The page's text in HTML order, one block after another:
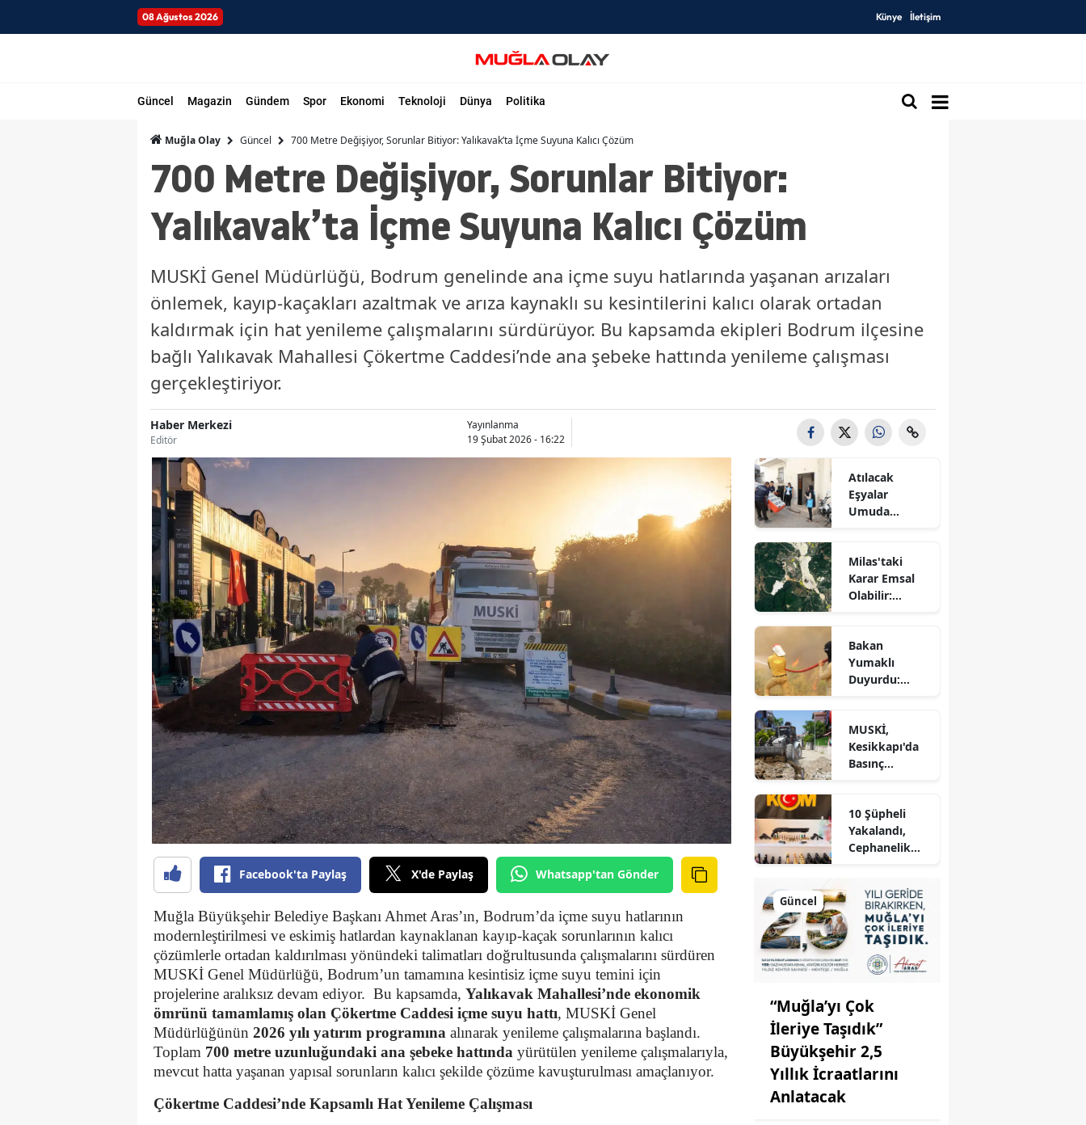
08 Ağustos 2026 Künye İletişim
Güncel Magazin Gündem Spor Ekonomi Teknoloji Dünya Politika
Muğla Olay Güncel 700 Metre Değişiyor, Sorunlar Bitiyor: Yalıkavak’ta İçme Suyuna Kalıcı Çözüm
700 Metre Değişiyor, Sorunlar Bitiyor:
Yalıkavak’ta İçme Suyuna Kalıcı Çözüm
MUSKİ Genel Müdürlüğü, Bodrum genelinde ana içme suyu hatlarında yaşanan arızaları
önlemek, kayıp-kaçakları azaltmak ve arıza kaynaklı su kesintilerini kalıcı olarak ortadan
kaldırmak için hat yenileme çalışmalarını sürdürüyor. Bu kapsamda ekipleri Bodrum ilçesine
bağlı Yalıkavak Mahallesi Çökertme Caddesi’nde ana şebeke hattında yenileme çalışması
gerçekleştiriyor.
Haber Merkezi
Editör
Yayınlanma
19 Şubat 2026 - 16:22
Facebook'ta Paylaş X'de Paylaş Whatsapp'tan Gönder
Muğla Büyükşehir Belediye Başkanı Ahmet Aras’ın, Bodrum’da içme suyu hatlarının
modernleştirilmesi ve eskimiş hatlardan kaynaklanan kayıp-kaçak sorunlarının kalıcı
çözümlerle ortadan kaldırılması yönündeki talimatları doğrultusunda çalışmalarını sürdüren
MUSKİ Genel Müdürlüğü, Bodrum’un tamamına kesintisiz içme suyu temini için
projelerine aralıksız devam ediyor. Bu kapsamda, Yalıkavak Mahallesi’nde ekonomik
ömrünü tamamlamış olan Çökertme Caddesi içme suyu hattı, MUSKİ Genel
Müdürlüğünün 2026 yılı yatırım programına alınarak yenileme çalışmalarına başlandı.
Toplam 700 metre uzunluğundaki ana şebeke hattında yürütülen yenileme çalışmalarıyla,
mevcut hatta yaşanan yapısal sorunların kalıcı şekilde çözüme kavuşturulması amaçlanıyor.
Çökertme Caddesi’nde Kapsamlı Hat Yenileme Çalışması
Atılacak
Eşyalar
Umuda
Destek
Sağlandı
Milas'taki
Karar Emsal
Olabilir:
Bekleyecek
Bakan
Yumaklı
Duyurdu:
Kontrol
Altında
MUSKİ,
Kesikkapı'da
Basınç
10 Şüpheli
Yakalandı,
Cephanelik
Geçirildi
Güncel
“Muğla’yı Çok
İleriye Taşıdık”
Büyükşehir 2,5
Yıllık İcraatlarını
Anlatacak